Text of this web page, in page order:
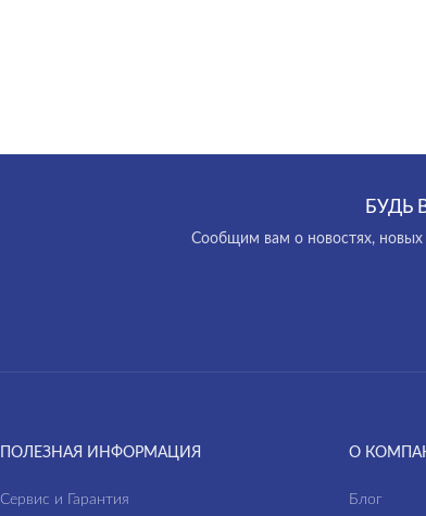
ПОЛЕЗНАЯ ИНФОРМАЦИЯ
Сервис и Гарантия
О
Блог
БУДЬ
Cообщим вам о новостях,